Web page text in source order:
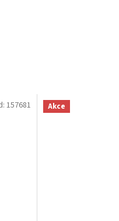
157681 Akce